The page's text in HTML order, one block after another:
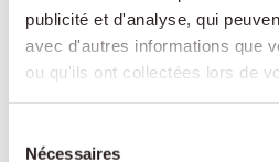
publicité et d'analyse, qui
avec d'autres informations que
ou qu'ils ont collectées lors de
Nécessaires
Présence et compagnie :
partagées, lecture, jeux,
pour maintenir le lien